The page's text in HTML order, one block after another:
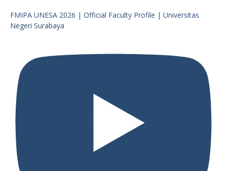
FMIPA UNESA 2026 | Official Faculty Profile | Universitas
Negeri Surabaya